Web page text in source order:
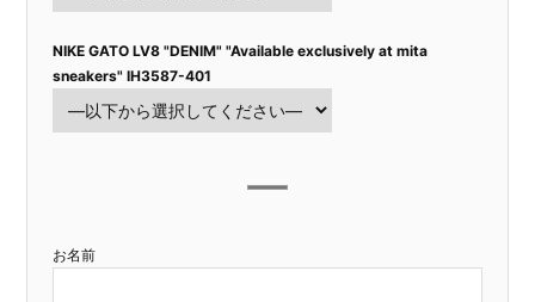
NIKE GATO LV8 "DENIM" "Available exclusively at mita
sneakers" IH3587-401
お名前